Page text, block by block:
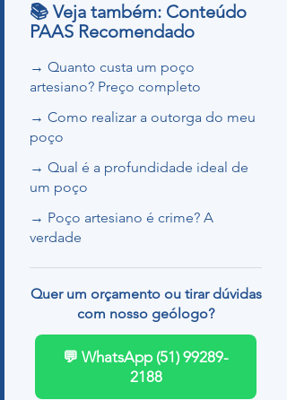
📚 Veja também: Conteúdo
PAAS Recomendado
→ Quanto custa um poço
artesiano? Preço completo
→ Como realizar a outorga do meu
poço
→ Qual é a profundidade ideal de
um poço
→ Poço artesiano é crime? A
verdade
Quer um orçamento ou tirar dúvidas
com nosso geólogo?
💬 WhatsApp (51) 99289-
2188